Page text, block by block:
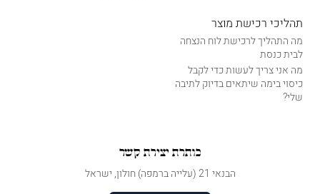
תהליכי רכישת מוצר
מה התהליך לרכישת לוח הנצחה
לבית כנסת
מה אני צריך לעשות כדי לקבל
כיסוי בימה שיתאים בדיוק לתיבה
שלי?
כותרת יצירת קשר
הבנאי 21 (עלייה ברמפה) חולון, ישראל